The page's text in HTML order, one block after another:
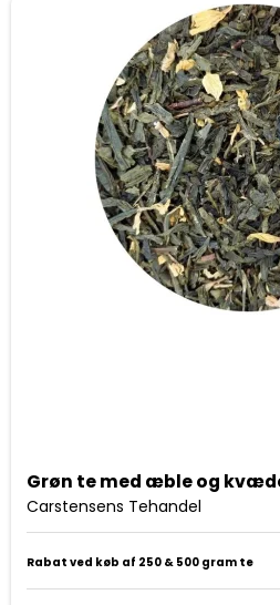
Grøn te med æble og
Carstensens Tehandel
Rabat ved køb af 250 & 500 gram te